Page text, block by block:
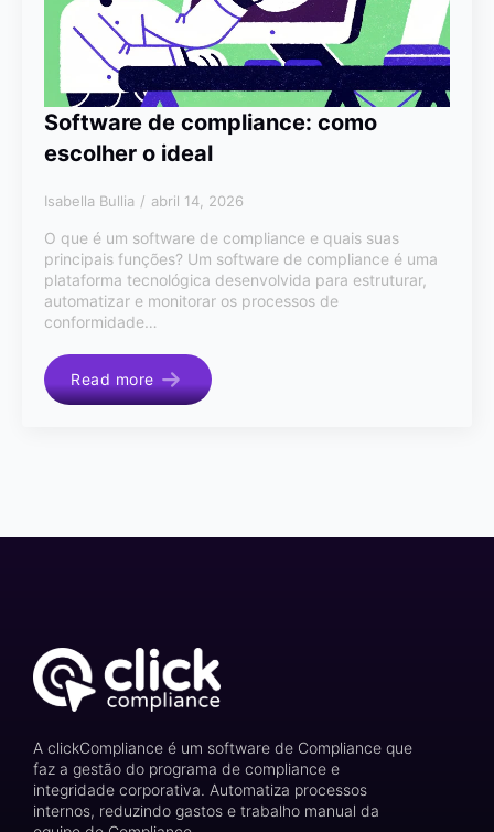
Software de compliance: como
escolher o ideal
Isabella Bullia abril 14, 2026
O que é um software de compliance e quais suas
principais funções? Um software de compliance é uma
plataforma tecnológica desenvolvida para estruturar,
automatizar e monitorar os processos de
conformidade…
Read more
A clickCompliance é um software de Compliance que
faz a gestão do programa de compliance e
integridade corporativa. Automatiza processos
internos, reduzindo gastos e trabalho manual da